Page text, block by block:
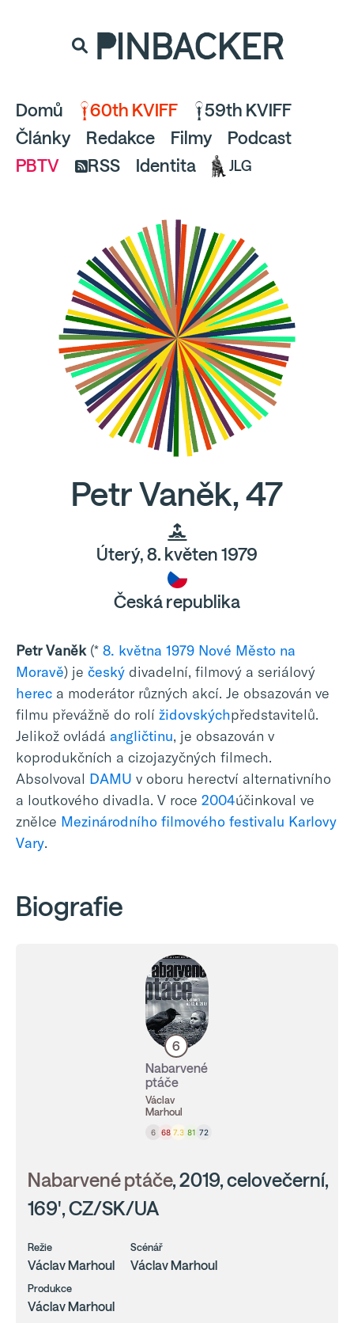
a pusťte se do čtení.
PINBACKER
Domů 60th KVIFF
59th KVIFF
Články
Redakce Filmy
Podcast
PBTV
RSS Identita JLG
Petr Vaněk, 47
Úterý, 8. květen 1979
Česká republika
Petr Vaněk(* 8. května 1979 Nové Město na
Moravě) je český divadelní, filmový a seriálový
herec a moderátor různých akcí. Je obsazován ve
filmu převážně do rolí židovskýchpředstavitelů.
Jelikož ovládá angličtinu, je obsazován v
koprodukčních a cizojazyčných filmech.
Absolvoval DAMU v oboru herectví alternativního
a loutkového divadla. V roce 2004účinkoval ve
znělce Mezinárodního filmového festivalu Karlovy
Vary.
Biografie
6
Nabarvené
ptáče
Václav
Marhoul
6 68 7.3 81 72
Nabarvené ptáče, 2019, celovečerní,
169', CZ/SK/UA
Režie
Václav Marhoul
Scénář
Václav Marhoul
Produkce
Václav Marhoul